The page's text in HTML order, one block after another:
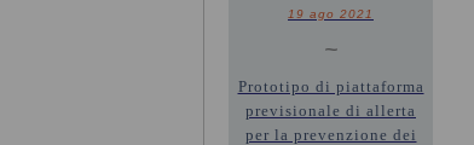
19 ago 2021
~
Prototipo di piattaforma
previsionale di allerta
per la prevenzione dei